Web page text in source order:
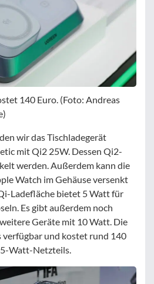
140 Euro. (Foto: Andreas
wir das Tischladegerät
mit Qi2 25W. Dessen Qi2-
werden. Außerdem kann die
Watch im Gehäuse versenkt
Ladefläche bietet 5 Watt für
Es gibt außerdem noch
Geräte mit 10 Watt. Die
und kostet rund 140
Watt-Netzteils.